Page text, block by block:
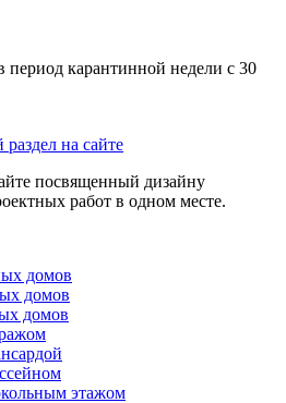
карантинной недели c 30
на сайте
посвященный дизайну
работ в одном месте.
домов
домов
домов
этажом